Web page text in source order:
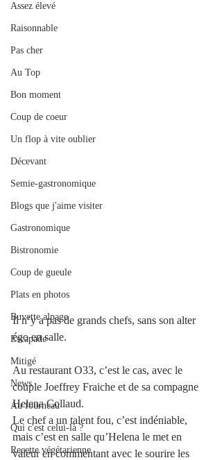
Assez élevé
Raisonnable
Pas cher
Au Top
Bon moment
Coup de coeur
Un flop à vite oublier
Décevant
Semie-gastronomique
Blogs que j'aime visiter
Gastronomique
Bistronomie
Coup de gueule
Plats en photos
Buvette alpage
Escapade
Mitigé
News
Au fourneau
Qui c'est celui-là ?
Recette végétarienne
Il n’y a pas de grands chefs, sans son alter
égo en salle.
Au restaurant O33, c’est le cas, avec le
couple Joeffrey Fraiche et de sa compagne
Helena Collaud.
Le chef a un talent fou, c’est indéniable,
mais c’est en salle qu’Helena le met en
valeur en commentant avec le sourire les